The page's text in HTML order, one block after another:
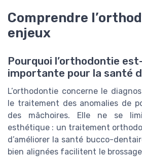
Comprendre
enjeux
Pourquoi l’orthodontie
importante pour la santé
L’orthodontie concerne le
le traitement des anomalies de
des mâchoires. Elle ne se
esthétique : un traitement
d’améliorer la santé bucco-
bien alignées facilitent le